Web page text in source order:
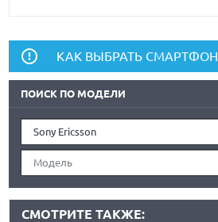
КАК ВЫБРАТЬ СМАРТФОН
ПОИСК ПО МОДЕЛИ
Sony Ericsson
Модель
СМОТРИТЕ ТАКЖЕ: